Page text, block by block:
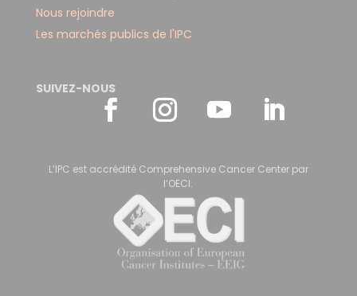
Nous rejoindre
Les marchés publics de l'IPC
SUIVEZ-NOUS
L’IPC est accrédité Comprehensive Cancer Center par
l’OECI.